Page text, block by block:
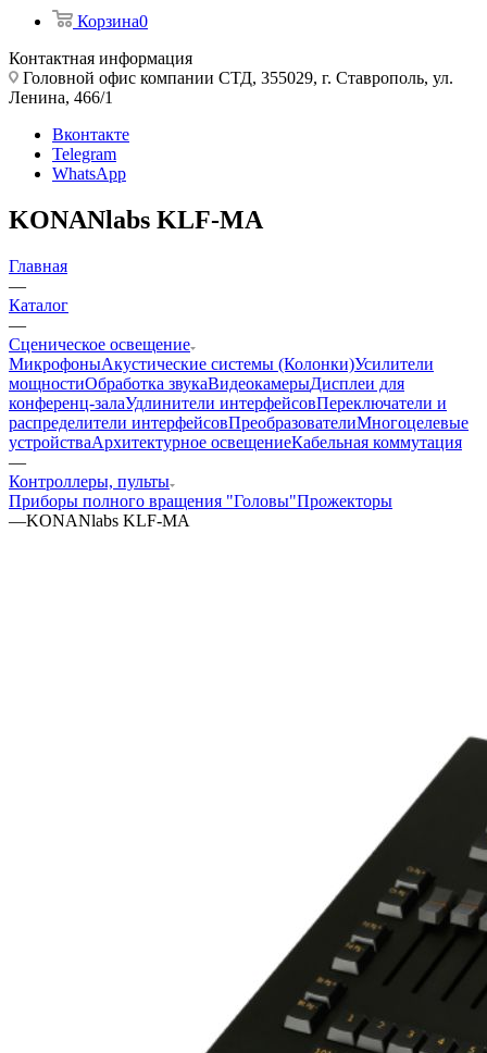
Корзина0
Контактная информация
Головной офис компании СТД, 355029, г. Ставрополь, ул.
Ленина, 466/1
Вконтакте
Telegram
WhatsApp
KONANlabs KLF-MA
Главная
—
Каталог
—
Сценическое освещение
МикрофоныАкустические системы (Колонки)Усилители
мощностиОбработка звукаВидеокамерыДисплеи для
конференц-залаУдлинители интерфейсовПереключатели и
распределители интерфейсовПреобразователиМногоцелевые
устройстваАрхитектурное освещениеКабельная коммутация
—
Контроллеры, пульты
Приборы полного вращения "Головы"Прожекторы
—KONANlabs KLF-MA